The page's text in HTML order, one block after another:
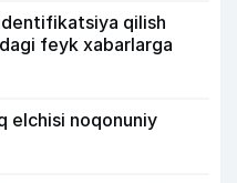
qilish
feyk xabarlarga
elchisi noqonuniy